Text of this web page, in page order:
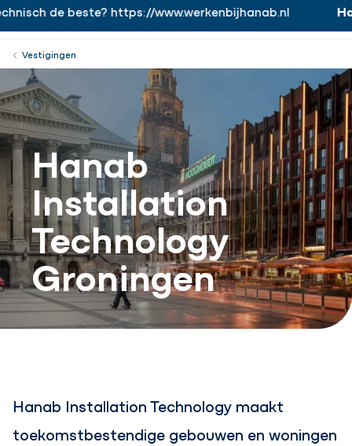
https://www.werkenbijhanab.nl
de beste? https://www.werkenbijhanab.nl
Werken bij
Vestigingen
Hanab
Installation
Technology
Groningen
Hanab Installation Technology maakt
toekomstbestendige gebouwen en woningen